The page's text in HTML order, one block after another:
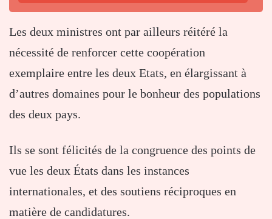
Les deux ministres ont par ailleurs réitéré la
nécessité de renforcer cette coopération
exemplaire entre les deux Etats, en élargissant à
d’autres domaines pour le bonheur des populations
des deux pays.
Ils se sont félicités de la congruence des points de
vue les deux États dans les instances
internationales, et des soutiens réciproques en
matière de candidatures.